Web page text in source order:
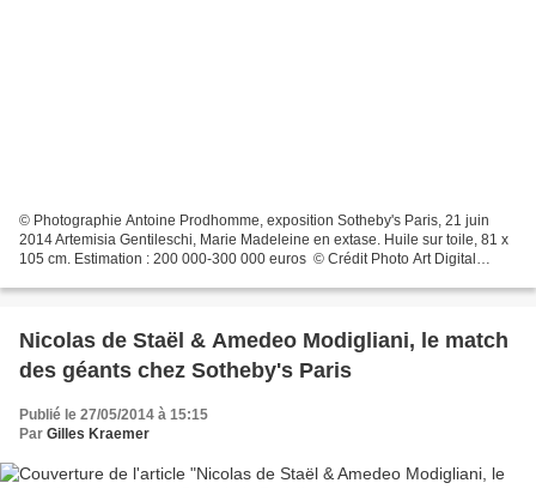
© Photographie Antoine Prodhomme, exposition Sotheby's Paris, 21 juin
2014 Artemisia Gentileschi, Marie Madeleine en extase. Huile sur toile, 81 x
105 cm. Estimation : 200 000-300 000 euros © Crédit Photo Art Digital
Nicolas de Staël & Amedeo Modigliani, le match
des géants chez Sotheby's Paris
Publié le 27/05/2014 à 15:15
Par Gilles Kraemer